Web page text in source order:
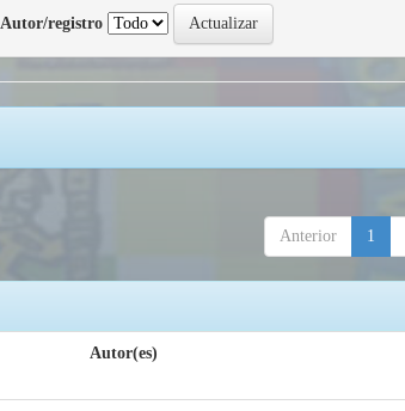
Autor/registro
Anterior 1
Autor(es)